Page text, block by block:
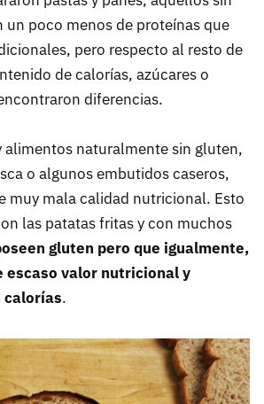
un poco menos de proteínas que
pero respecto al resto de
de calorías, azúcares o
diferencias.
alimentos naturalmente sin gluten,
o algunos embutidos caseros,
muy mala calidad nutricional. Esto
las patatas fritas y con muchos
gluten pero que igualmente,
escaso valor nutricional y
calorías.